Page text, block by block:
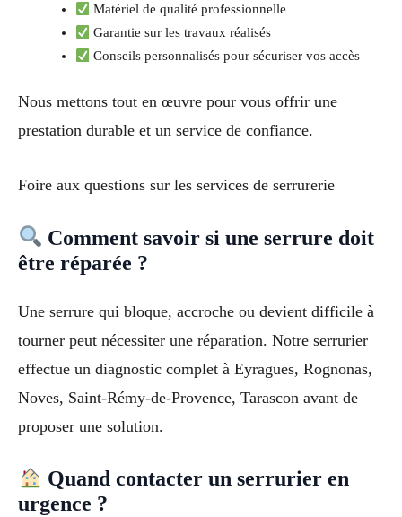
Matériel de qualité professionnelle
Garantie sur les travaux réalisés
Conseils personnalisés pour sécuriser vos accès
Nous mettons tout en œuvre pour vous offrir une
prestation durable et un service de confiance.
Foire aux questions sur les services de serrurerie
Comment savoir si une serrure doit
être réparée ?
Une serrure qui bloque, accroche ou devient difficile à
tourner peut nécessiter une réparation. Notre serrurier
effectue un diagnostic complet à Eyragues, Rognonas,
Noves, Saint-Rémy-de-Provence, Tarascon avant de
proposer une solution.
Quand contacter un serrurier en
urgence ?